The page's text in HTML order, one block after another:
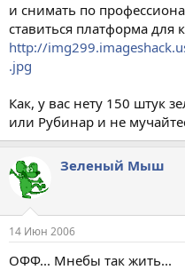
и снимать по
ставиться платформа для
http://
.jpg
Как, у вас нету 150 штук
или Рубинар и не
Зеленый Мыш
14 Июн 2006
ОФФ... Мнебы так жить...